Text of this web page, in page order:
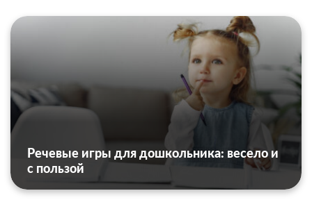
Речевые игры для дошкольника: весело и
с пользой